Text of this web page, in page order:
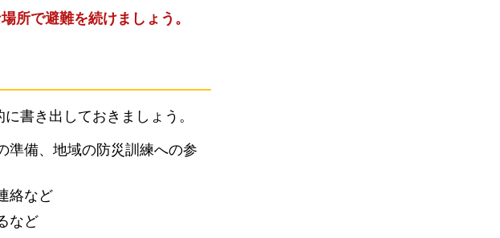
所で避難を続けましょう。
書き出しておきましょう。
準備、地域の防災訓練への参
絡など
など